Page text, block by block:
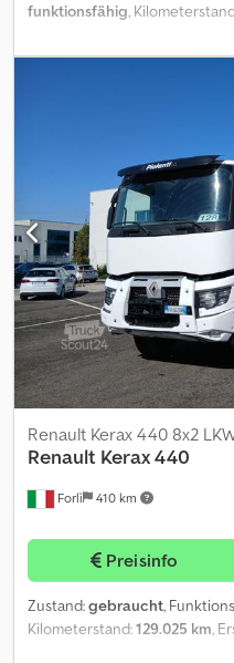
funktionsfähig,
,
Kraftstoff:Diesel, Getriebetyp:
Baujahr 2013, Kilometerstand
einem CIFA SRY1300
Forlì 410 km
Renault Kerax 440 8x2
Renault Kerax 440
Preisinfo
Zustand:gebraucht,
Kilometerstand:129.025 km,
, Renault